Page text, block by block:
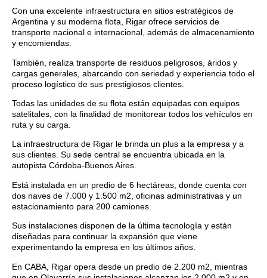
Con una excelente infraestructura en sitios estratégicos de
Argentina y su moderna flota, Rigar ofrece servicios de
transporte nacional e internacional, además de almacenamiento
y encomiendas.
También, realiza transporte de residuos peligrosos, áridos y
cargas generales, abarcando con seriedad y experiencia todo el
proceso logístico de sus prestigiosos clientes.
Todas las unidades de su flota están equipadas con equipos
satelitales, con la finalidad de monitorear todos los vehículos en
ruta y su carga.
La infraestructura de Rigar le brinda un plus a la empresa y a
sus clientes. Su sede central se encuentra ubicada en la
autopista Córdoba-Buenos Aires.
Está instalada en un predio de 6 hectáreas, donde cuenta con
dos naves de 7.000 y 1.500 m2, oficinas administrativas y un
estacionamiento para 200 camiones.
Sus instalaciones disponen de la última tecnología y están
diseñadas para continuar la expansión que viene
experimentando la empresa en los últimos años.
En CABA, Rigar opera desde un predio de 2.200 m2, mientras